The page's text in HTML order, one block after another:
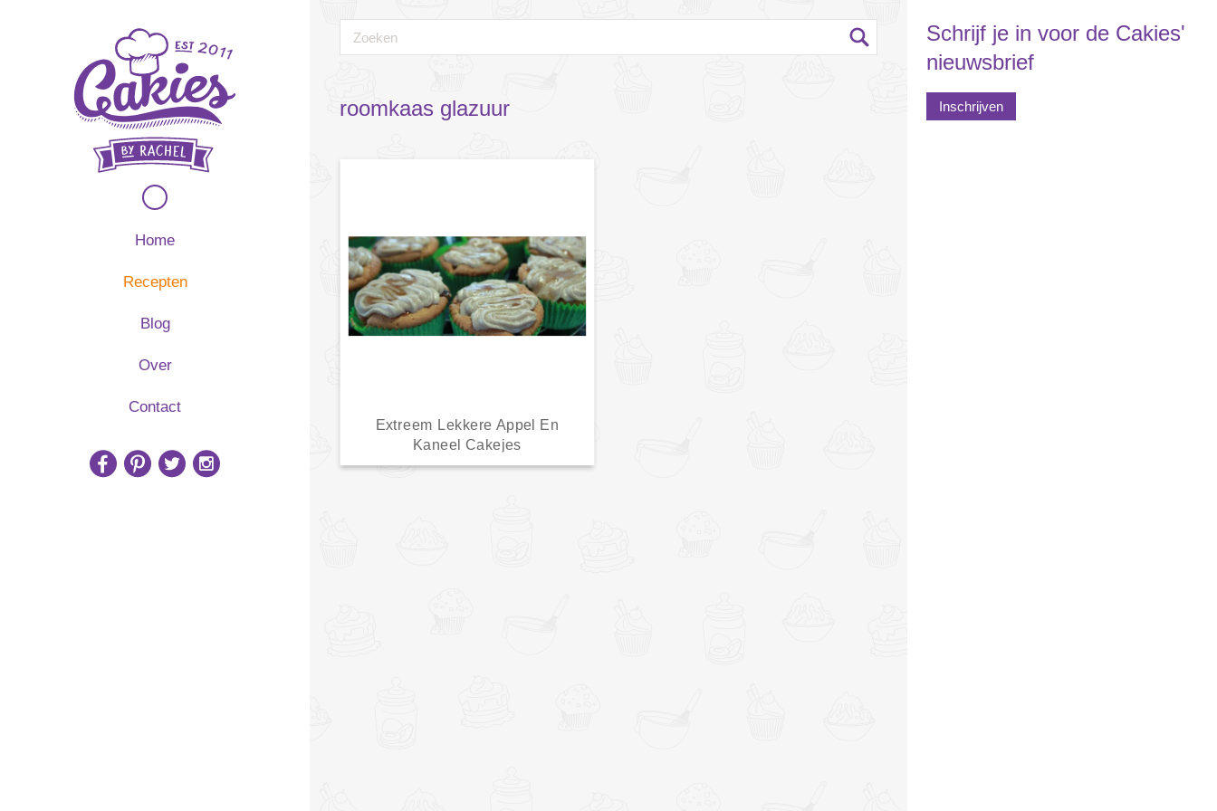
Home
Recepten
Blog
Over
Contact
roomkaas glazuur
Extreem Lekkere Appel En
Kaneel Cakejes
Schrijf je in voor de Cakies'
nieuwsbrief
Inschrijven